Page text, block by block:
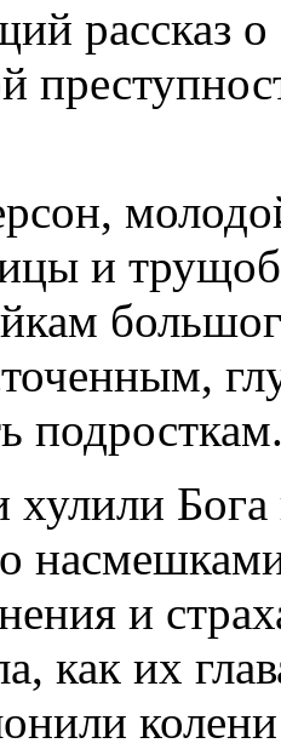
рассказ
и
хулили
и
как их